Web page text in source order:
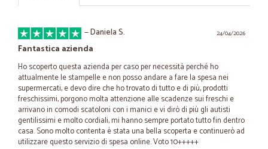
24/04/2026
—Daniela S.
Fantastica azienda
Ho scoperto questa azienda per caso per necessità perché ho
attualmente le stampelle e non posso andare a fare la spesa nei
supermercati, e devo dire che ho trovato di tutto e di più, prodotti
freschissimi, porgono molta attenzione alle scadenze sui freschi e
arrivano in comodi scatoloni con i manici e vi dirò di più gli autisti
gentilissimi e molto cordiali, mi hanno sempre portato tutto fin dentro
casa. Sono molto contenta è stata una bella scoperta e continuerò ad
utilizzare questo servizio di spesa online. Voto 10+++++